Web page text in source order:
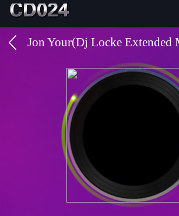
Jon Your(Dj Locke Extended